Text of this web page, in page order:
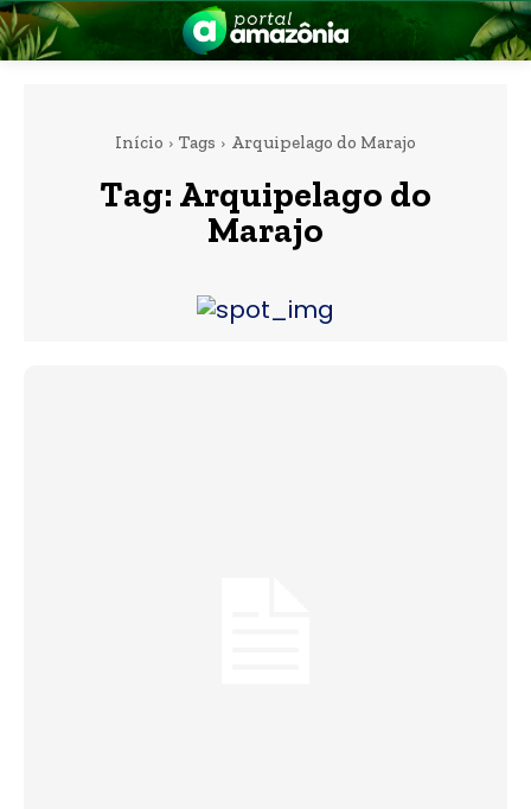
Início Tags Arquipelago do Marajo
Tag: Arquipelago do
Marajo